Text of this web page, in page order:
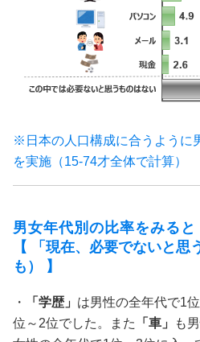
※日本の人口構成に合うように
を実施 （15-74才全体で計算）
男女年代別の比率をみると
【 「現在、必要でないと思
も） 】
・ 「学歴」 は男性の全年代で1
位～2位でした。また
「車」
も